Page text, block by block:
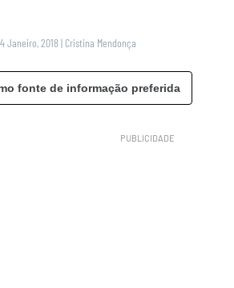
Janeiro, 2018 | Cristina Mendonça
fonte de informação preferida